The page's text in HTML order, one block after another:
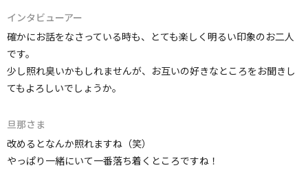
インタビューアー
確かにお話をなさっている時も、とても楽しく明るい印象のお二人
です。
少し照れ臭いかもしれませんが、お互いの好きなところをお聞きし
てもよろしいでしょうか。
旦那さま
改めるとなんか照れますね（笑）
やっぱり一緒にいて一番落ち着くところですね！